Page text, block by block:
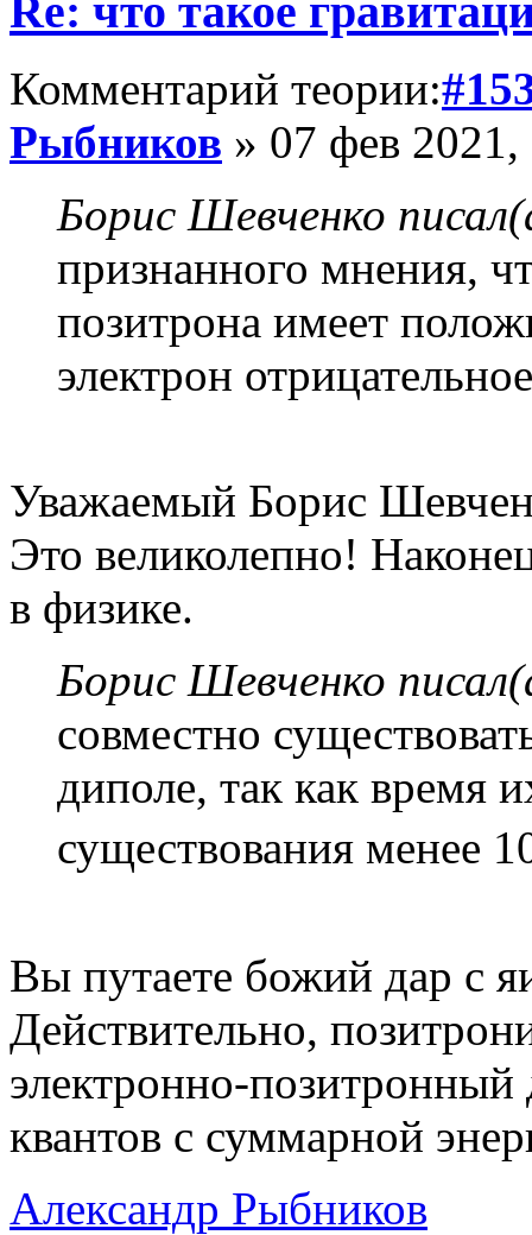
Re: что такое
Комментарий теории:
Рыбников » 07 фев 2021,
Борис Шевченко
признанного мнения,
позитрона имеет
электрон
Уважаемый Борис
Это великолепно!
в физике.
Борис Шевченко
совместно
диполе, так как время
существования менее
Вы путаете божий дар с
Действительно,
электронно-
квантов с суммарной
Александр Рыбников